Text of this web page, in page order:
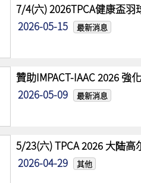
7/4(六) 2026TPCA健康盃
2026-05-15
最新消息
贊助IMPACT-IAAC 2026 強
2026-05-09
最新消息
5/23(六) TPCA 2026 大陆
2026-04-29
其他